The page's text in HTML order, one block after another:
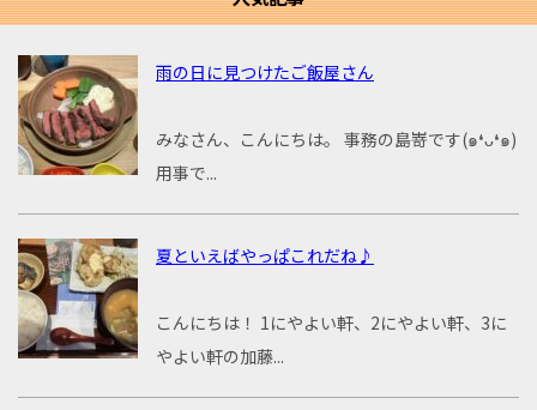
雨の日に見つけたご飯屋さん
みなさん、こんにちは。 事務の島嵜です(๑❛ᴗ❛๑)
用事で...
夏といえばやっぱこれだね♪
こんにちは！ 1にやよい軒、2にやよい軒、3に
やよい軒の加藤...